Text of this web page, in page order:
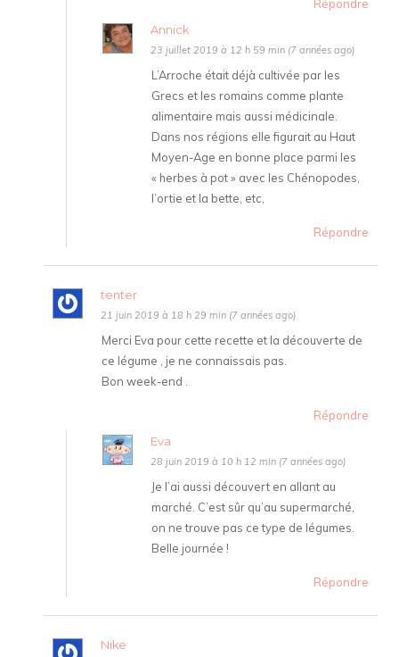
Répondre
Annick
23 juillet 2019 à 12 h 59 min (7 années ago)
L’Arroche était déjà cultivée par les
Grecs et les romains comme plante
alimentaire mais aussi médicinale.
Dans nos régions elle figurait au Haut
Moyen-Age en bonne place parmi les
« herbes à pot » avec les Chénopodes,
l’ortie et la bette, etc,
Répondre
tenter
21 juin 2019 à 18 h 29 min (7 années ago)
Merci Eva pour cette recette et la découverte de
ce légume , je ne connaissais pas.
Bon week-end .
Répondre
Eva
28 juin 2019 à 10 h 12 min (7 années ago)
Je l’ai aussi découvert en allant au
marché. C’est sûr qu’au supermarché,
on ne trouve pas ce type de légumes.
Belle journée !
Répondre
Nike